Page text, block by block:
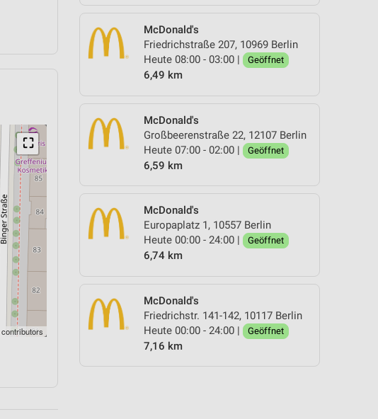
McDonald's
Friedrichstraße 207, 10969 Berlin
Heute 08:00 - 03:00 |
Geöffnet
6,49 km
McDonald's
Großbeerenstraße 22, 12107 Berlin
Heute 07:00 - 02:00 |
Geöffnet
6,59 km
McDonald's
Europaplatz 1, 10557 Berlin
Heute 00:00 - 24:00 |
Geöffnet
6,74 km
McDonald's
Friedrichstr. 141-142, 10117 Berlin
Heute 00:00 - 24:00 |
Geöffnet
7,16 km
⛶
contributors